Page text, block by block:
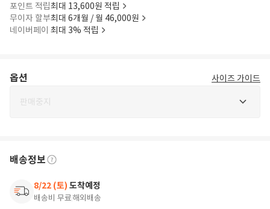
포인트 적립최대 13,600원 적립
무이자 할부최대 6개월 / 월 46,000원
네이버페이 최대 3% 적립
옵션 사이즈 가이드
판매중지
배송정보
8/22 (토) 도착예정
배송비 무료해외배송